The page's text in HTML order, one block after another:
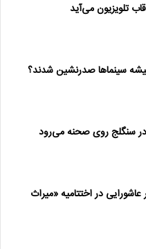
تلویزیون می‌آید
سینماها صدرنشین شدند؟
سنگلج روی صحنه می‌رود
در اختتامیه «میراث